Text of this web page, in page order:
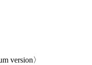
version〉